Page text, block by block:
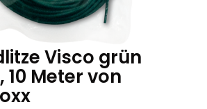
Visco grün
10 Meter von